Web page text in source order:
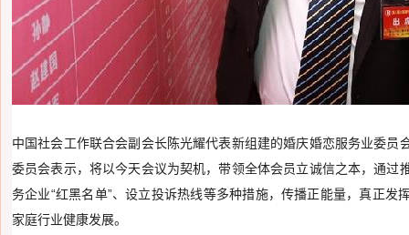
中国社会工作联合会副会长陈光耀代表新组建的婚庆婚恋服务业委
委员会表示，将以今天会议为契机，带领全体会员立诚信之本，通过
务企业“红黑名单”、设立投诉热线等多种措施，传播正能量，真正
家庭行业健康发展。